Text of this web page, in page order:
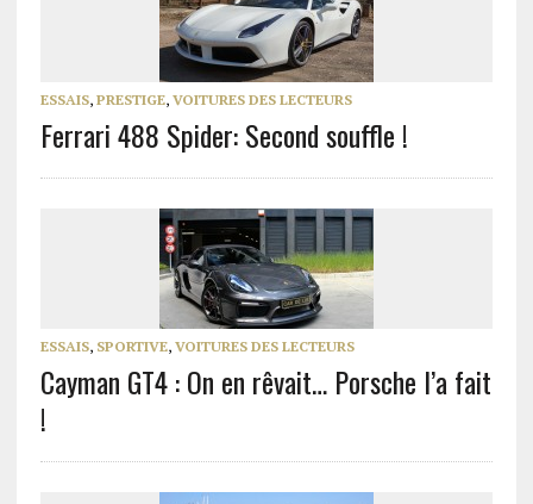
ESSAIS, PRESTIGE, VOITURES DES LECTEURS
Ferrari 488 Spider: Second souffle !
ESSAIS, SPORTIVE, VOITURES DES LECTEURS
Cayman GT4 : On en rêvait… Porsche l’a fait
!